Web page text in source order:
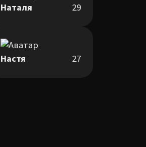
Наталя 29
Настя 27